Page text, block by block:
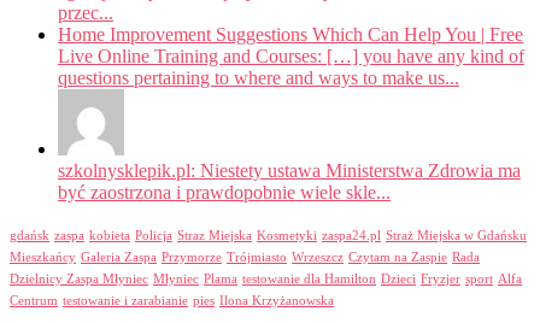
przec...
Home Improvement Suggestions Which Can Help You | Free
Live Online Training and Courses: […] you have any kind of
questions pertaining to where and ways to make us...
szkolnysklepik.pl: Niestety ustawa Ministerstwa Zdrowia ma
być zaostrzona i prawdopobnie wiele skle...
gdańsk zaspa kobieta Policja Straz Miejska Kosmetyki zaspa24.pl Straż Miejska w Gdańsku
Mieszkańcy Galeria Zaspa Przymorze Trójmiasto Wrzeszcz Czytam na Zaspie Rada
Dzielnicy Zaspa Młyniec Młyniec Plama testowanie dla Hamilton Dzieci Fryzjer sport Alfa
Centrum testowanie i zarabianie pies Ilona Krzyżanowska